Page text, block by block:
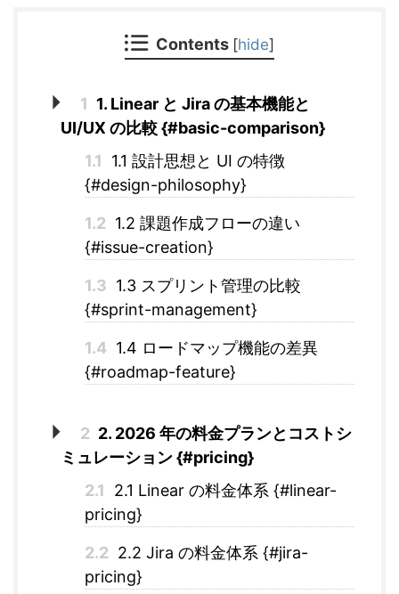
Contents [hide]
1 1. Linear と Jira の基本機能と
UI/UX の比較 {#basic-comparison}
1.1
1.1 設計思想と UI の特徴
{#design-philosophy}
1.2 1.2 課題作成フローの違い
{#issue-creation}
1.3 1.3 スプリント管理の比較
{#sprint-management}
1.4 1.4 ロードマップ機能の差異
{#roadmap-feature}
2 2. 2026 年の料金プランとコストシ
ミュレーション {#pricing}
2.1
2.1 Linear の料金体系 {#linear-
pricing}
2.2 2.2 Jira の料金体系 {#jira-
pricing}